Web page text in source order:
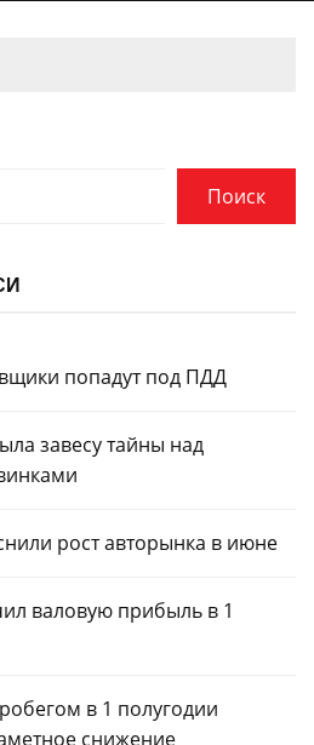
Поиск
попадут под ПДД
завесу тайны над
рост авторынка в июне
валовую прибыль в 1
в 1 полугодии
снижение